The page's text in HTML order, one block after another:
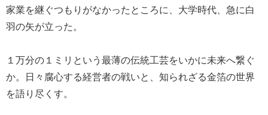
家業を継ぐつもりがなかったところに、大学時代、急に白
羽の矢が立った。
１万分の１ミリという最薄の伝統工芸をいかに未来へ繋ぐ
か。日々腐心する経営者の戦いと、知られざる金箔の世界
を語り尽くす。